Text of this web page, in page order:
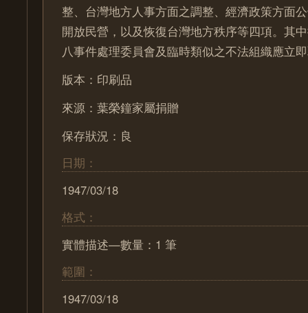
整、台灣地方人事方面之調整、經濟政策方面
開放民營，以及恢復台灣地方秩序等四項。其
八事件處理委員會及臨時類似之不法組織應立
版本：印刷品
來源：葉榮鐘家屬捐贈
保存狀況：良
日期：
1947/03/18
格式：
實體描述—數量：1 筆
範圍：
1947/03/18